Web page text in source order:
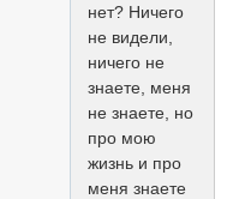
нет? Ничего
не видели,
ничего не
знаете, меня
не знаете, но
про мою
жизнь и про
меня знаете